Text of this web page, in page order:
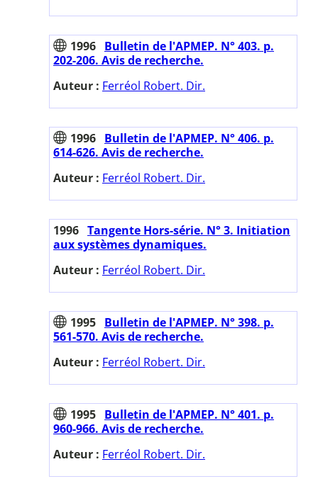
1996 Bulletin de l'APMEP. N° 403. p.
202-206. Avis de recherche.
Auteur : Ferréol Robert. Dir.
1996 Bulletin de l'APMEP. N° 406. p.
614-626. Avis de recherche.
Auteur : Ferréol Robert. Dir.
1996 Tangente Hors-série. N° 3. Initiation
aux systèmes dynamiques.
Auteur : Ferréol Robert. Dir.
1995 Bulletin de l'APMEP. N° 398. p.
561-570. Avis de recherche.
Auteur : Ferréol Robert. Dir.
1995 Bulletin de l'APMEP. N° 401. p.
960-966. Avis de recherche.
Auteur : Ferréol Robert. Dir.